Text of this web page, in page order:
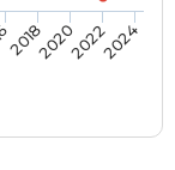
2018202020222024